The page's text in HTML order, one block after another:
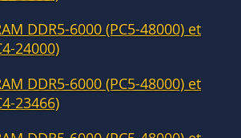
DDR5-6000 (PC5-48000) et
24000)
DDR5-6000 (PC5-48000) et
23466)